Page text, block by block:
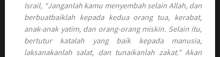
Israil, “Janganlah kamu menyembah selain Allah, dan
berbuatbaiklah kepada kedua orang tua, kerabat,
anak-anak yatim, dan orang-orang miskin. Selain itu,
bertutur katalah yang baik kepada manusia,
laksanakanlah salat, dan tunaikanlah zakat.” Akan